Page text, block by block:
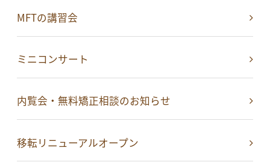
MFTの講習会
ミニコンサート
内覧会・無料矯正相談のお知らせ
移転リニューアルオープン